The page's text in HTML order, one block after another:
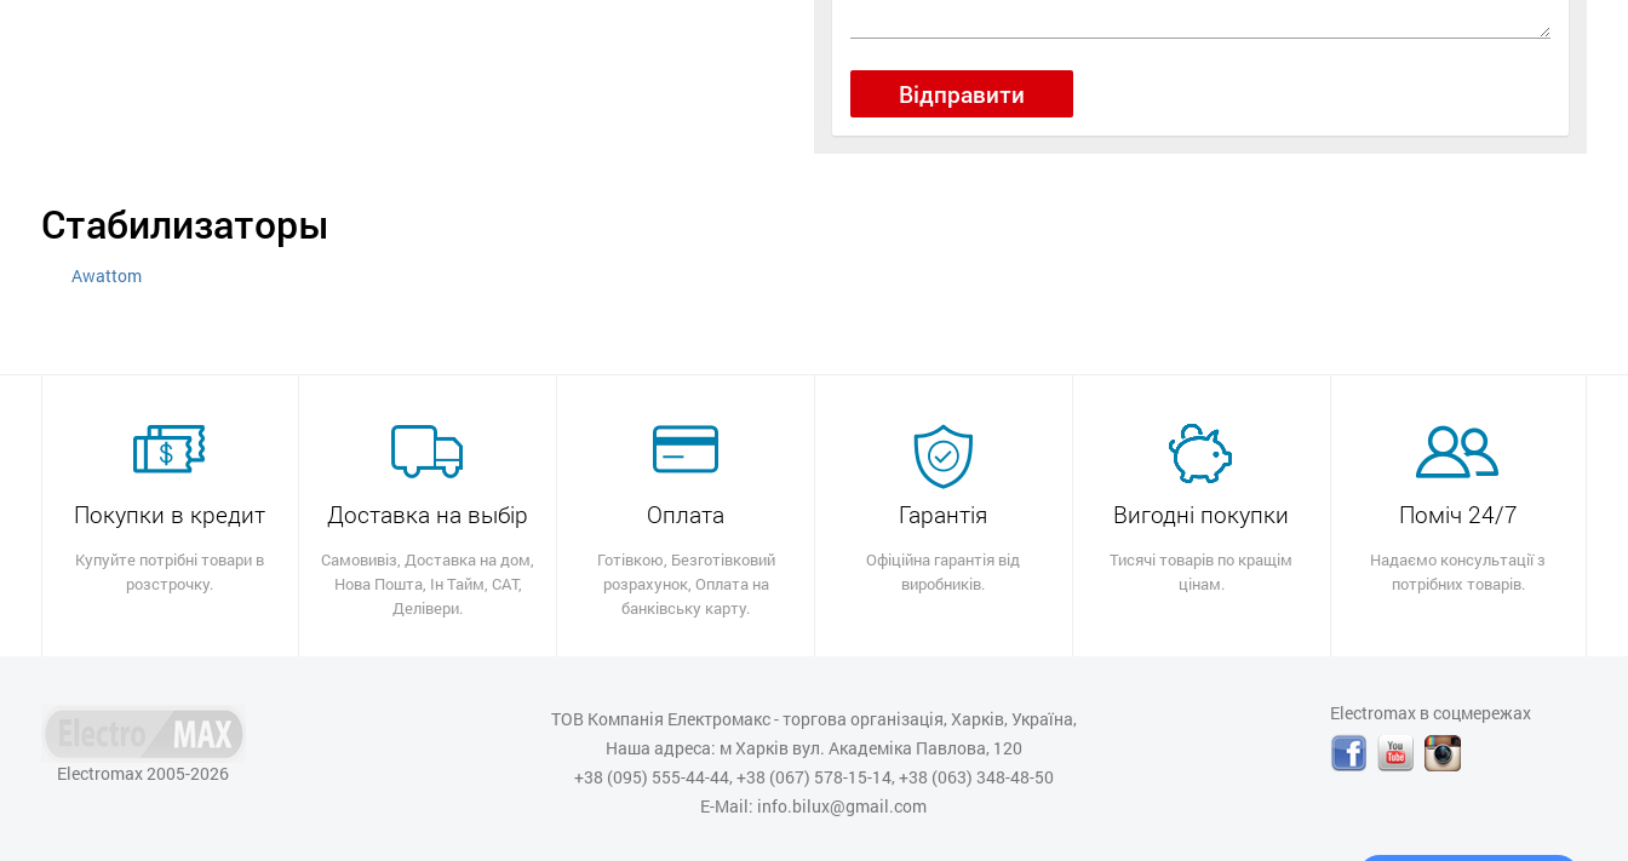
Відправити
Стабилизаторы
Awattom
Покупки в кредит
Купуйте потрібні товари в
розстрочку.
Доставка на выбір
Самовивіз, Доставка на дом,
Нова Пошта, Ін Тайм, САТ,
Делівери.
Оплата
Готівкою, Безготівковий
розрахунок, Оплата на
банківську карту.
Гарантія
Офіційна гарантія від
виробників.
Вигодні покупки
Тисячі товарів по кращім
цінам.
Поміч 24/7
Надаємо консультації з
потрібних товарів.
Electromax 2005-2026
ТОВ Компанія Електромакс - торгова організація, Харків, Україна,
Наша адреса: м Харків вул. Академіка Павлова, 120
+38 (095) 555-44-44, +38 (067) 578-15-14, +38 (063) 348-48-50
E-Mail: info.bilux@gmail.com
Electromax в соцмережах